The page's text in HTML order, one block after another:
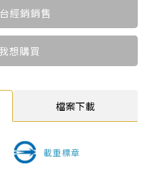
經銷銷售
想購買
檔案下載
載重標章